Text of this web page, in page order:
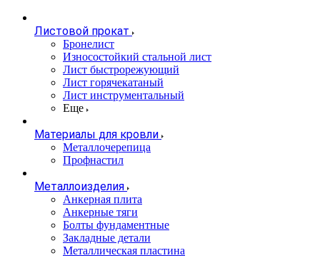
Листовой прокат
Бронелист
Износостойкий стальной лист
Лист быстрорежующий
Лист горячекатаный
Лист инструментальный
Еще
Материалы для кровли
Металлочерепица
Профнастил
Металлоизделия
Анкерная плита
Анкерные тяги
Болты фундаментные
Закладные детали
Металлическая пластина